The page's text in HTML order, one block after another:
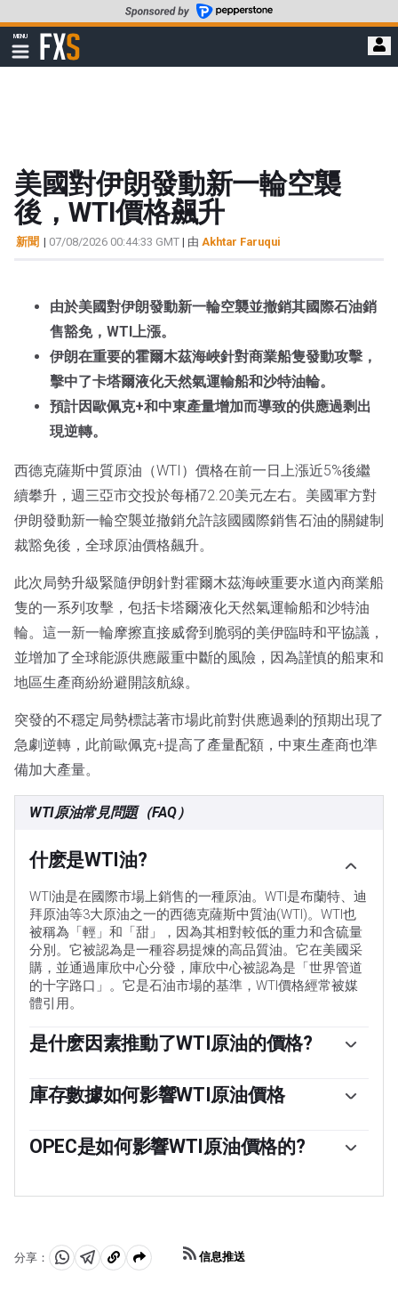
至
要
MENU
顯
示
FXStreet
美國對伊朗發動新一輪空襲
後，WTI價格飆升
新聞 | 07/08/2026 00:44:33 GMT | 由 Akhtar Faruqui
由於美國對伊朗發動新一輪空襲並撤銷其國際石油銷
售豁免，WTI上漲。
伊朗在重要的霍爾木茲海峽針對商業船隻發動攻擊，
擊中了卡塔爾液化天然氣運輸船和沙特油輪。
預計因歐佩克+和中東產量增加而導致的供應過剩出
現逆轉。
西德克薩斯中質原油（WTI）價格在前一日上漲近5%後繼
續攀升，週三亞市交投於每桶72.20美元左右。美國軍方對
伊朗發動新一輪空襲並撤銷允許該國國際銷售石油的關鍵制
裁豁免後，全球原油價格飆升。
此次局勢升級緊隨伊朗針對霍爾木茲海峽重要水道內商業船
隻的一系列攻擊，包括卡塔爾液化天然氣運輸船和沙特油
輪。這一新一輪摩擦直接威脅到脆弱的美伊臨時和平協議，
並增加了全球能源供應嚴重中斷的風險，因為謹慎的船東和
地區生產商紛紛避開該航線。
突發的不穩定局勢標誌著市場此前對供應過剩的預期出現了
急劇逆轉，此前歐佩克+提高了產量配額，中東生產商也準
備加大產量。
WTI原油常見問題（FAQ）
什麽是WTI油?
WTI油是在國際市場上銷售的一種原油。WTI是布蘭特、迪
拜原油等3大原油之一的西德克薩斯中質油(WTI)。WTI也
被稱為「輕」和「甜」，因為其相對較低的重力和含硫量
分別。它被認為是一種容易提煉的高品質油。它在美國采
購，並通過庫欣中心分發，庫欣中心被認為是「世界管道
的十字路口」。它是石油市場的基準，WTI價格經常被媒
體引用。
是什麽因素推動了WTI原油的價格?
素。因此，全球增長可以成為需求增長的驅動力，反之亦
然，導致全球增長疲軟。政治不穩定、戰爭和製裁可能會
(OPEC)的決定是油價的另一個關鍵驅動因素。美元的價值
影響WTI原油的價格，因為石油主要以美元交易，因此美
庫存數據如何影響WTI原油價格
報告影響著WTI原油的價格。庫存的變化反映了供需的波
動。如果數據顯示庫存下降，則可能表明需求增加，從而
空氣汙染指數的報告每周二發布，環境影響評估報告於周
個政府機構。
OPEC是如何影響WTI原油價格的?
織，每年舉行兩次會議，共同決定成員國的生產配額。他
它會產生相反的效果。「OPEC+」指的是一個擴大後的組
織，新增了10個非OPEC成員國，其中最引人註目的是俄
分享：
分 分 複
信息推送